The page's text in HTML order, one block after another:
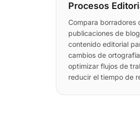
Procesos
Compara borradores
publicaciones de
contenido editorial
cambios de
optimizar flujos de
reducir el tiempo de